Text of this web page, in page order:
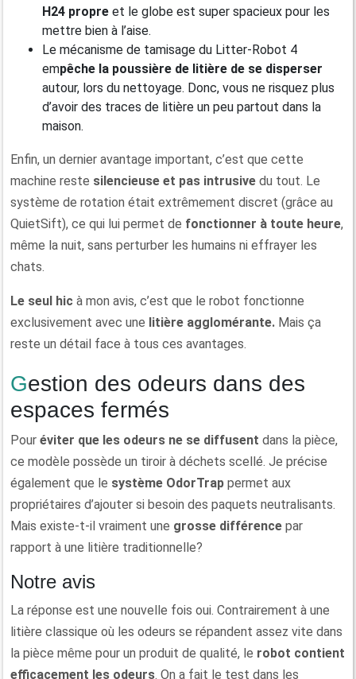
H24 propre et le globe est super spacieux pour les
mettre bien à l’aise.
Le mécanisme de tamisage du Litter-Robot 4
empêche la poussière de litière de se disperser
autour, lors du nettoyage. Donc, vous ne risquez plus
d’avoir des traces de litière un peu partout dans la
maison.
Enfin, un dernier avantage important, c’est que cette
machine reste silencieuse et pas intrusive du tout. Le
système de rotation était extrêmement discret (grâce au
QuietSift), ce qui lui permet de fonctionner à toute heure,
même la nuit, sans perturber les humains ni effrayer les
chats.
Le seul hic à mon avis, c’est que le robot fonctionne
exclusivement avec une litière agglomérante. Mais ça
reste un détail face à tous ces avantages.
Gestion des odeurs dans des
espaces fermés
Pour éviter que les odeurs ne se diffusent dans la pièce,
ce modèle possède un tiroir à déchets scellé. Je précise
également que le système OdorTrap permet aux
propriétaires d’ajouter si besoin des paquets neutralisants.
Mais existe-t-il vraiment une grosse différence par
rapport à une litière traditionnelle?
Notre avis
La réponse est une nouvelle fois oui. Contrairement à une
litière classique où les odeurs se répandent assez vite dans
la pièce même pour un produit de qualité, le robot contient
efficacement les odeurs. On a fait le test dans les